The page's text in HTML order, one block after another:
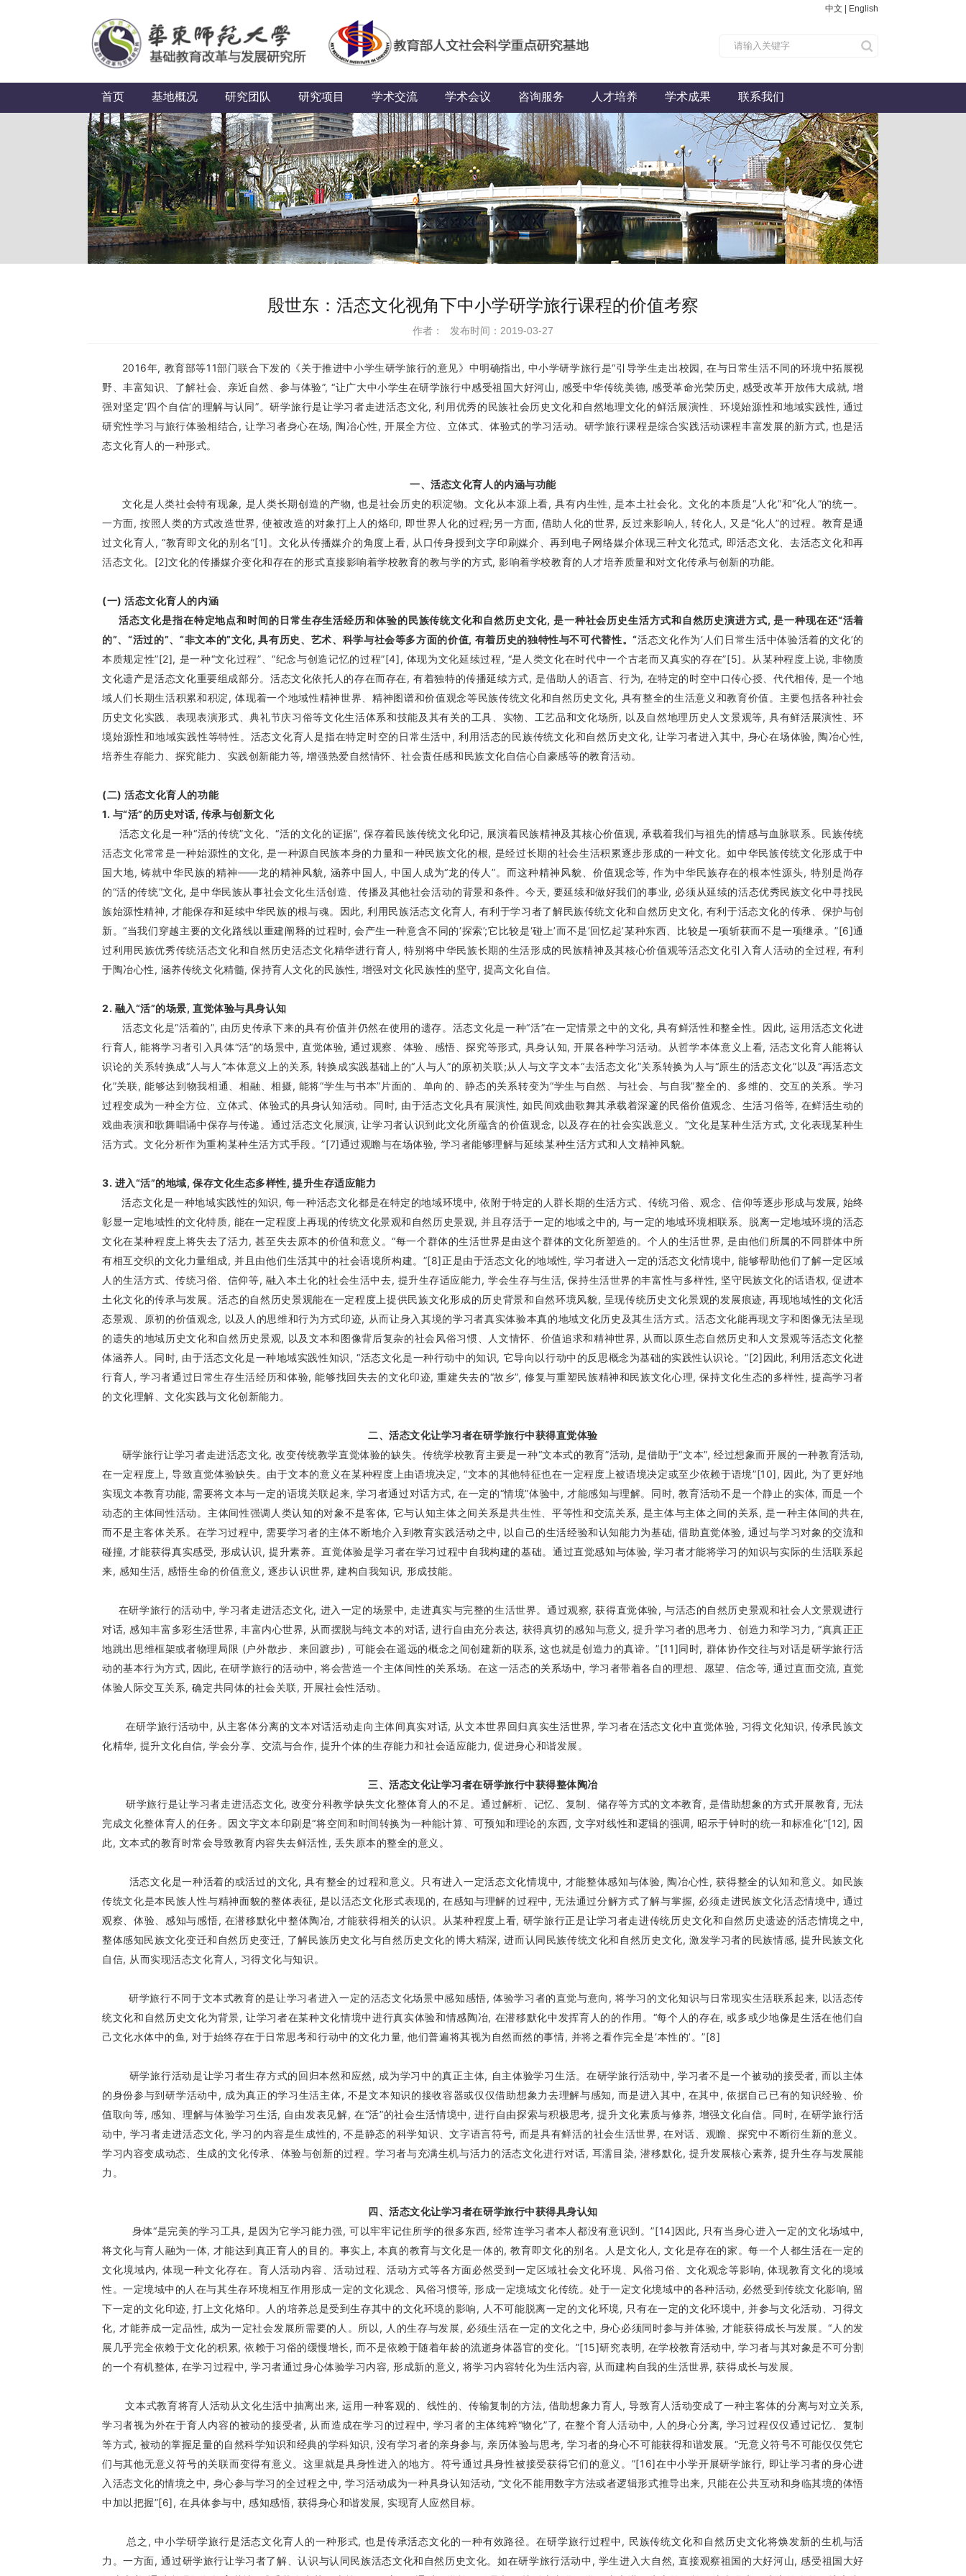
中文 English
首页 基地概况 研究团队 研究项目 学术交流 学术会议 咨询服务 人才培养 学术成果 联系我们
殷世东：活态文化视角下中小学研学旅行课程的价值考察
作者： 发布时间：2019-03-27
2016年, 教育部等11部门联合下发的《关于推进中小学生研学旅行的意见》中明确指出, 中小学研学旅行是“引导学生走出校园, 在与日常生活不同的环境中拓展视
野、丰富知识、了解社会、亲近自然、参与体验”, “让广大中小学生在研学旅行中感受祖国大好河山, 感受中华传统美德, 感受革命光荣历史, 感受改革开放伟大成就, 增
强对坚定‘四个自信’的理解与认同”。研学旅行是让学习者走进活态文化, 利用优秀的民族社会历史文化和自然地理文化的鲜活展演性、环境始源性和地域实践性, 通过
研究性学习与旅行体验相结合, 让学习者身心在场, 陶冶心性, 开展全方位、立体式、体验式的学习活动。研学旅行课程是综合实践活动课程丰富发展的新方式, 也是活
态文化育人的一种形式。
一、活态文化育人的内涵与功能
文化是人类社会特有现象, 是人类长期创造的产物, 也是社会历史的积淀物。文化从本源上看, 具有内生性, 是本土社会化。文化的本质是“人化”和“化人”的统一。
一方面, 按照人类的方式改造世界, 使被改造的对象打上人的烙印, 即世界人化的过程;另一方面, 借助人化的世界, 反过来影响人, 转化人, 又是“化人”的过程。教育是通
过文化育人, “教育即文化的别名”[1]。文化从传播媒介的角度上看, 从口传身授到文字印刷媒介、再到电子网络媒介体现三种文化范式, 即活态文化、去活态文化和再
活态文化。[2]文化的传播媒介变化和存在的形式直接影响着学校教育的教与学的方式, 影响着学校教育的人才培养质量和对文化传承与创新的功能。
(一) 活态文化育人的内涵
活态文化是指在特定地点和时间的日常生存生活经历和体验的民族传统文化和自然历史文化, 是一种社会历史生活方式和自然历史演进方式, 是一种现在还“活着
的”、“活过的”、“非文本的”文化, 具有历史、艺术、科学与社会等多方面的价值, 有着历史的独特性与不可代替性。“活态文化作为‘人们日常生活中体验活着的文化’的
本质规定性”[2], 是一种“文化过程”、“纪念与创造记忆的过程”[4], 体现为文化延续过程, “是人类文化在时代中一个古老而又真实的存在”[5]。从某种程度上说, 非物质
文化遗产是活态文化重要组成部分。活态文化依托人的存在而存在, 有着独特的传播延续方式, 是借助人的语言、行为, 在特定的时空中口传心授、代代相传, 是一个地
域人们长期生活积累和积淀, 体现着一个地域性精神世界、精神图谱和价值观念等民族传统文化和自然历史文化, 具有整全的生活意义和教育价值。主要包括各种社会
历史文化实践、表现表演形式、典礼节庆习俗等文化生活体系和技能及其有关的工具、实物、工艺品和文化场所, 以及自然地理历史人文景观等, 具有鲜活展演性、环
境始源性和地域实践性等特性。活态文化育人是指在特定时空的日常生活中, 利用活态的民族传统文化和自然历史文化, 让学习者进入其中, 身心在场体验, 陶冶心性,
培养生存能力、探究能力、实践创新能力等, 增强热爱自然情怀、社会责任感和民族文化自信心自豪感等的教育活动。
(二) 活态文化育人的功能
1. 与“活”的历史对话, 传承与创新文化
活态文化是一种“活的传统”文化、“活的文化的证据”, 保存着民族传统文化印记, 展演着民族精神及其核心价值观, 承载着我们与祖先的情感与血脉联系。民族传统
活态文化常常是一种始源性的文化, 是一种源自民族本身的力量和一种民族文化的根, 是经过长期的社会生活积累逐步形成的一种文化。如中华民族传统文化形成于中
国大地, 铸就中华民族的精神——龙的精神风貌, 涵养中国人, 中国人成为“龙的传人”。而这种精神风貌、价值观念等, 作为中华民族存在的根本性源头, 特别是尚存
的“活的传统”文化, 是中华民族从事社会文化生活创造、传播及其他社会活动的背景和条件。今天, 要延续和做好我们的事业, 必须从延续的活态优秀民族文化中寻找民
族始源性精神, 才能保存和延续中华民族的根与魂。因此, 利用民族活态文化育人, 有利于学习者了解民族传统文化和自然历史文化, 有利于活态文化的传承、保护与创
新。“当我们穿越主要的文化路线以重建阐释的过程时, 会产生一种意含不同的‘探索’;它比较是‘碰上’而不是‘回忆起’某种东西、比较是一项斩获而不是一项继承。”[6]通
过利用民族优秀传统活态文化和自然历史活态文化精华进行育人, 特别将中华民族长期的生活形成的民族精神及其核心价值观等活态文化引入育人活动的全过程, 有利
于陶冶心性, 涵养传统文化精髓, 保持育人文化的民族性, 增强对文化民族性的坚守, 提高文化自信。
2. 融入“活”的场景, 直觉体验与具身认知
活态文化是“活着的”, 由历史传承下来的具有价值并仍然在使用的遗存。活态文化是一种“活”在一定情景之中的文化, 具有鲜活性和整全性。因此, 运用活态文化进
行育人, 能将学习者引入具体“活”的场景中, 直觉体验, 通过观察、体验、感悟、探究等形式, 具身认知, 开展各种学习活动。从哲学本体意义上看, 活态文化育人能将认
识论的关系转换成“人与人”本体意义上的关系, 转换成实践基础上的“人与人”的原初关联;从人与文字文本“去活态文化”关系转换为人与“原生的活态文化”以及“再活态文
化”关联, 能够达到物我相通、相融、相摄, 能将“学生与书本”片面的、单向的、静态的关系转变为“学生与自然、与社会、与自我”整全的、多维的、交互的关系。学习
过程变成为一种全方位、立体式、体验式的具身认知活动。同时, 由于活态文化具有展演性, 如民间戏曲歌舞其承载着深邃的民俗价值观念、生活习俗等, 在鲜活生动的
戏曲表演和歌舞唱诵中保存与传递。通过活态文化展演, 让学习者认识到此文化所蕴含的价值观念, 以及存在的社会实践意义。“文化是某种生活方式, 文化表现某种生
活方式。文化分析作为重构某种生活方式手段。”[7]通过观瞻与在场体验, 学习者能够理解与延续某种生活方式和人文精神风貌。
3. 进入“活”的地域, 保存文化生态多样性, 提升生存适应能力
活态文化是一种地域实践性的知识, 每一种活态文化都是在特定的地域环境中, 依附于特定的人群长期的生活方式、传统习俗、观念、信仰等逐步形成与发展, 始终
彰显一定地域性的文化特质, 能在一定程度上再现的传统文化景观和自然历史景观, 并且存活于一定的地域之中的, 与一定的地域环境相联系。脱离一定地域环境的活态
文化在某种程度上将失去了活力, 甚至失去原本的价值和意义。“每一个群体的生活世界是由这个群体的文化所塑造的。个人的生活世界, 是由他们所属的不同群体中所
有相互交织的文化力量组成, 并且由他们生活其中的社会语境所构建。”[8]正是由于活态文化的地域性, 学习者进入一定的活态文化情境中, 能够帮助他们了解一定区域
人的生活方式、传统习俗、信仰等, 融入本土化的社会生活中去, 提升生存适应能力, 学会生存与生活, 保持生活世界的丰富性与多样性, 坚守民族文化的话语权, 促进本
土化文化的传承与发展。活态的自然历史景观能在一定程度上提供民族文化形成的历史背景和自然环境风貌, 呈现传统历史文化景观的发展痕迹, 再现地域性的文化活
态景观、原初的价值观念, 以及人的思维和行为方式印迹, 从而让身入其境的学习者真实体验本真的地域文化历史及其生活方式。活态文化能再现文字和图像无法呈现
的遗失的地域历史文化和自然历史景观, 以及文本和图像背后复杂的社会风俗习惯、人文情怀、价值追求和精神世界, 从而以原生态自然历史和人文景观等活态文化整
体涵养人。同时, 由于活态文化是一种地域实践性知识, “活态文化是一种行动中的知识, 它导向以行动中的反思概念为基础的实践性认识论。”[2]因此, 利用活态文化进
行育人, 学习者通过日常生存生活经历和体验, 能够找回失去的文化印迹, 重建失去的“故乡”, 修复与重塑民族精神和民族文化心理, 保持文化生态的多样性, 提高学习者
的文化理解、文化实践与文化创新能力。
二、活态文化让学习者在研学旅行中获得直觉体验
研学旅行让学习者走进活态文化, 改变传统教学直觉体验的缺失。传统学校教育主要是一种“文本式的教育”活动, 是借助于“文本”, 经过想象而开展的一种教育活动,
在一定程度上, 导致直觉体验缺失。由于文本的意义在某种程度上由语境决定, “文本的其他特征也在一定程度上被语境决定或至少依赖于语境”[10], 因此, 为了更好地
实现文本教育功能, 需要将文本与一定的语境关联起来, 学习者通过对话方式, 在一定的“情境”体验中, 才能感知与理解。同时, 教育活动不是一个静止的实体, 而是一个
动态的主体间性活动。主体间性强调人类认知的对象不是客体, 它与认知主体之间关系是共生性、平等性和交流关系, 是主体与主体之间的关系, 是一种主体间的共在,
而不是主客体关系。在学习过程中, 需要学习者的主体不断地介入到教育实践活动之中, 以自己的生活经验和认知能力为基础, 借助直觉体验, 通过与学习对象的交流和
碰撞, 才能获得真实感受, 形成认识, 提升素养。直觉体验是学习者在学习过程中自我构建的基础。通过直觉感知与体验, 学习者才能将学习的知识与实际的生活联系起
来, 感知生活, 感悟生命的价值意义, 逐步认识世界, 建构自我知识, 形成技能。
在研学旅行的活动中, 学习者走进活态文化, 进入一定的场景中, 走进真实与完整的生活世界。通过观察, 获得直觉体验, 与活态的自然历史景观和社会人文景观进行
对话, 感知丰富多彩生活世界, 丰富内心世界, 从而摆脱与纯文本的对话, 进行自由充分表达, 获得真切的感知与意义, 提升学习者的思考力、创造力和学习力, “真真正正
地跳出思维框架或者物理局限 (户外散步、来回踱步) , 可能会在遥远的概念之间创建新的联系, 这也就是创造力的真谛。”[11]同时, 群体协作交往与对话是研学旅行活
动的基本行为方式, 因此, 在研学旅行的活动中, 将会营造一个主体间性的关系场。在这一活态的关系场中, 学习者带着各自的理想、愿望、信念等, 通过直面交流, 直觉
体验人际交互关系, 确定共同体的社会关联, 开展社会性活动。
在研学旅行活动中, 从主客体分离的文本对话活动走向主体间真实对话, 从文本世界回归真实生活世界, 学习者在活态文化中直觉体验, 习得文化知识, 传承民族文
化精华, 提升文化自信, 学会分享、交流与合作, 提升个体的生存能力和社会适应能力, 促进身心和谐发展。
三、活态文化让学习者在研学旅行中获得整体陶冶
研学旅行是让学习者走进活态文化, 改变分科教学缺失文化整体育人的不足。通过解析、记忆、复制、储存等方式的文本教育, 是借助想象的方式开展教育, 无法
完成文化整体育人的任务。因文字文本印刷是“将空间和时间转换为一种能计算、可预知和理论的东西, 文字对线性和逻辑的强调, 昭示于钟时的统一和标准化”[12], 因
此, 文本式的教育时常会导致教育内容失去鲜活性, 丢失原本的整全的意义。
活态文化是一种活着的或活过的文化, 具有整全的过程和意义。只有进入一定活态文化情境中, 才能整体感知与体验, 陶冶心性, 获得整全的认知和意义。如民族
传统文化是本民族人性与精神面貌的整体表征, 是以活态文化形式表现的, 在感知与理解的过程中, 无法通过分解方式了解与掌握, 必须走进民族文化活态情境中, 通过
观察、体验、感知与感悟, 在潜移默化中整体陶冶, 才能获得相关的认识。从某种程度上看, 研学旅行正是让学习者走进传统历史文化和自然历史遗迹的活态情境之中,
整体感知民族文化变迁和自然历史变迁, 了解民族历史文化与自然历史文化的博大精深, 进而认同民族传统文化和自然历史文化, 激发学习者的民族情感, 提升民族文化
自信, 从而实现活态文化育人, 习得文化与知识。
研学旅行不同于文本式教育的是让学习者进入一定的活态文化场景中感知感悟, 体验学习者的直觉与意向, 将学习的文化知识与日常现实生活联系起来, 以活态传
统文化和自然历史文化为背景, 让学习者在某种文化情境中进行真实体验和情感陶冶, 在潜移默化中发挥育人的的作用。“每个人的存在, 或多或少地像是生活在他们自
己文化水体中的鱼, 对于始终存在于日常思考和行动中的文化力量, 他们普遍将其视为自然而然的事情, 并将之看作完全是‘本性的’。”[8]
研学旅行活动是让学习者生存方式的回归本然和应然, 成为学习中的真正主体, 自主体验学习生活。在研学旅行活动中, 学习者不是一个被动的接受者, 而以主体
的身份参与到研学活动中, 成为真正的学习生活主体, 不是文本知识的接收容器或仅仅借助想象力去理解与感知, 而是进入其中, 在其中, 依据自己已有的知识经验、价
值取向等, 感知、理解与体验学习生活, 自由发表见解, 在“活”的社会生活情境中, 进行自由探索与积极思考, 提升文化素质与修养, 增强文化自信。同时, 在研学旅行活
动中, 学习者走进活态文化, 学习的内容是生成性的, 不是静态的科学知识、文字语言符号, 而是具有鲜活的社会生活世界, 在对话、观瞻、探究中不断衍生新的意义。
学习内容变成动态、生成的文化传承、体验与创新的过程。学习者与充满生机与活力的活态文化进行对话, 耳濡目染, 潜移默化, 提升发展核心素养, 提升生存与发展能
力。
四、活态文化让学习者在研学旅行中获得具身认知
身体“是完美的学习工具, 是因为它学习能力强, 可以牢牢记住所学的很多东西, 经常连学习者本人都没有意识到。”[14]因此, 只有当身心进入一定的文化场域中,
将文化与育人融为一体, 才能达到真正育人的目的。事实上, 本真的教育与文化是一体的, 教育即文化的别名。人是文化人, 文化是存在的家。每一个人都生活在一定的
文化境域内, 体现一种文化存在。育人活动内容、活动过程、活动方式等各方面必然受到一定区域社会文化环境、风俗习俗、文化观念等影响, 体现教育文化的境域
性。一定境域中的人在与其生存环境相互作用形成一定的文化观念、风俗习惯等, 形成一定境域文化传统。处于一定文化境域中的各种活动, 必然受到传统文化影响, 留
下一定的文化印迹, 打上文化烙印。人的培养总是受到生存其中的文化环境的影响, 人不可能脱离一定的文化环境, 只有在一定的文化环境中, 并参与文化活动、习得文
化, 才能养成一定品性, 成为一定社会发展所需要的人。所以, 人的生存与发展, 必须生活在一定的文化之中, 身心必须同时参与并体验, 才能获得成长与发展。“人的发
展几乎完全依赖于文化的积累, 依赖于习俗的缓慢增长, 而不是依赖于随着年龄的流逝身体器官的变化。”[15]研究表明, 在学校教育活动中, 学习者与其对象是不可分割
的一个有机整体, 在学习过程中, 学习者通过身心体验学习内容, 形成新的意义, 将学习内容转化为生活内容, 从而建构自我的生活世界, 获得成长与发展。
文本式教育将育人活动从文化生活中抽离出来, 运用一种客观的、线性的、传输复制的方法, 借助想象力育人, 导致育人活动变成了一种主客体的分离与对立关系,
学习者视为外在于育人内容的被动的接受者, 从而造成在学习的过程中, 学习者的主体纯粹“物化”了, 在整个育人活动中, 人的身心分离, 学习过程仅仅通过记忆、复制
等方式, 被动的掌握足量的自然科学知识和经典的学科知识, 没有学习者的亲身参与, 亲历体验与思考, 学习者的身心不可能获得和谐发展。“无意义符号不可能仅仅凭它
们与其他无意义符号的关联而变得有意义。这里就是具身性进入的地方。符号通过具身性被接受获得它们的意义。”[16]在中小学开展研学旅行, 即让学习者的身心进
入活态文化的情境之中, 身心参与学习的全过程之中, 学习活动成为一种具身认知活动, “文化不能用数字方法或者逻辑形式推导出来, 只能在公共互动和身临其境的体悟
中加以把握”[6], 在具体参与中, 感知感悟, 获得身心和谐发展, 实现育人应然目标。
总之, 中小学研学旅行是活态文化育人的一种形式, 也是传承活态文化的一种有效路径。在研学旅行过程中, 民族传统文化和自然历史文化将焕发新的生机与活
力。一方面, 通过研学旅行让学习者了解、认识与认同民族活态文化和自然历史文化。如在研学旅行活动中, 学生进入大自然, 直接观察祖国的大好河山, 感受祖国大好